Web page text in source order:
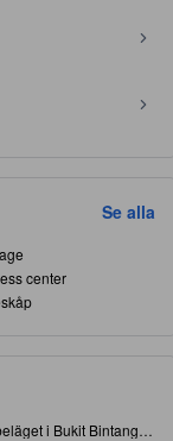
Se alla
center
i Bukit Bintang,